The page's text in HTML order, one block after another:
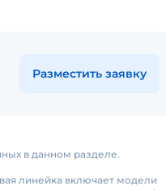
Разместить заявку
в данном разделе.
линейка включает модели